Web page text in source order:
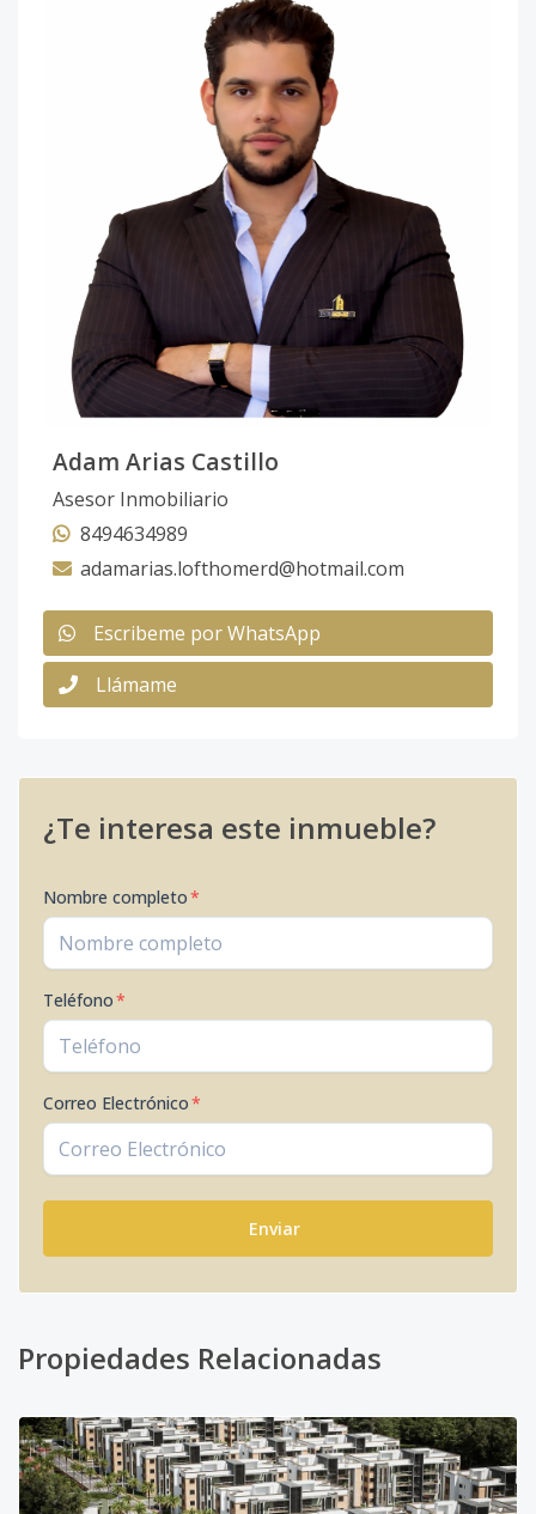
Adam Arias Castillo
Asesor Inmobiliario
8494634989
adamarias.lofthomerd@hotmail.com
Escribeme por WhatsApp
Llámame
¿Te interesa este inmueble?
Nombre completo*
Teléfono*
Correo Electrónico*
Enviar
Propiedades Relacionadas